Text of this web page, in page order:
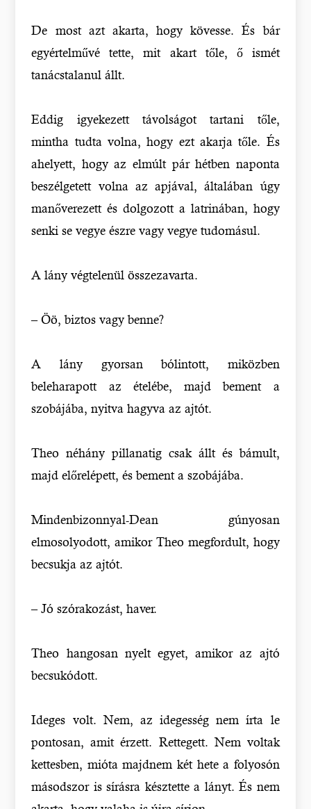
De most azt akarta, hogy kövesse. És bár
egyértelművé tette, mit akart tőle, ő ismét
tanácstalanul állt.
Eddig igyekezett távolságot tartani tőle,
mintha tudta volna, hogy ezt akarja tőle. És
ahelyett, hogy az elmúlt pár hétben naponta
beszélgetett volna az apjával, általában úgy
manőverezett és dolgozott a latrinában, hogy
senki se vegye észre vagy vegye tudomásul.
A lány végtelenül összezavarta.
– Öö, biztos vagy benne?
A lány gyorsan bólintott, miközben
beleharapott az ételébe, majd bement a
szobájába, nyitva hagyva az ajtót.
Theo néhány pillanatig csak állt és bámult,
majd előrelépett, és bement a szobájába.
Mindenbizonnyal-Dean gúnyosan
elmosolyodott, amikor Theo megfordult, hogy
becsukja az ajtót.
– Jó szórakozást, haver.
Theo hangosan nyelt egyet, amikor az ajtó
becsukódott.
Ideges volt. Nem, az idegesség nem írta le
pontosan, amit érzett. Rettegett. Nem voltak
kettesben, mióta majdnem két hete a folyosón
másodszor is sírásra késztette a lányt. És nem